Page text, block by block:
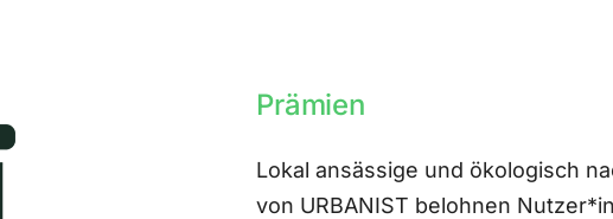
Prämien
Lokal ansässige und ökologisch
von URBANIST belohnen